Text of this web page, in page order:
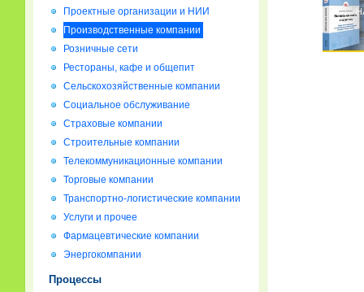
Проектные организации и НИИ
Производственные компании
Розничные сети
Рестораны, кафе и общепит
Сельскохозяйственные компании
Социальное обслуживание
Страховые компании
Строительные компании
Телекоммуникационные компании
Торговые компании
Транспортно-логистические компании
Услуги и прочее
Фармацевтические компании
Энергокомпании
Процессы